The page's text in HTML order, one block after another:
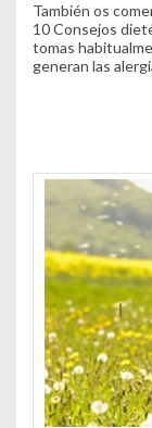
También os
10 Consejos
tomas
generan las